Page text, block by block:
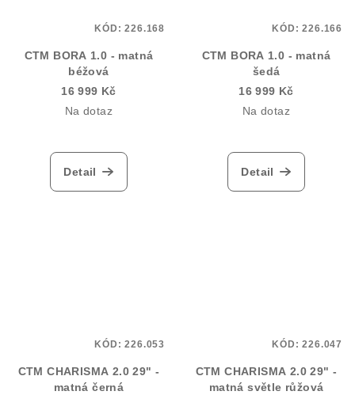
CTM BORA 1.0 - matná
béžová
16 999 Kč
Na dotaz
Detail
KÓD:226.168
CTM BORA 1.0 - matná
šedá
16 999 Kč
Na dotaz
Detail
KÓD:226.166
CTM CHARISMA 2.0 29" -
matná černá
KÓD:226.053
CTM CHARISMA 2.0 29" -
matná světle růžová
KÓD:226.047